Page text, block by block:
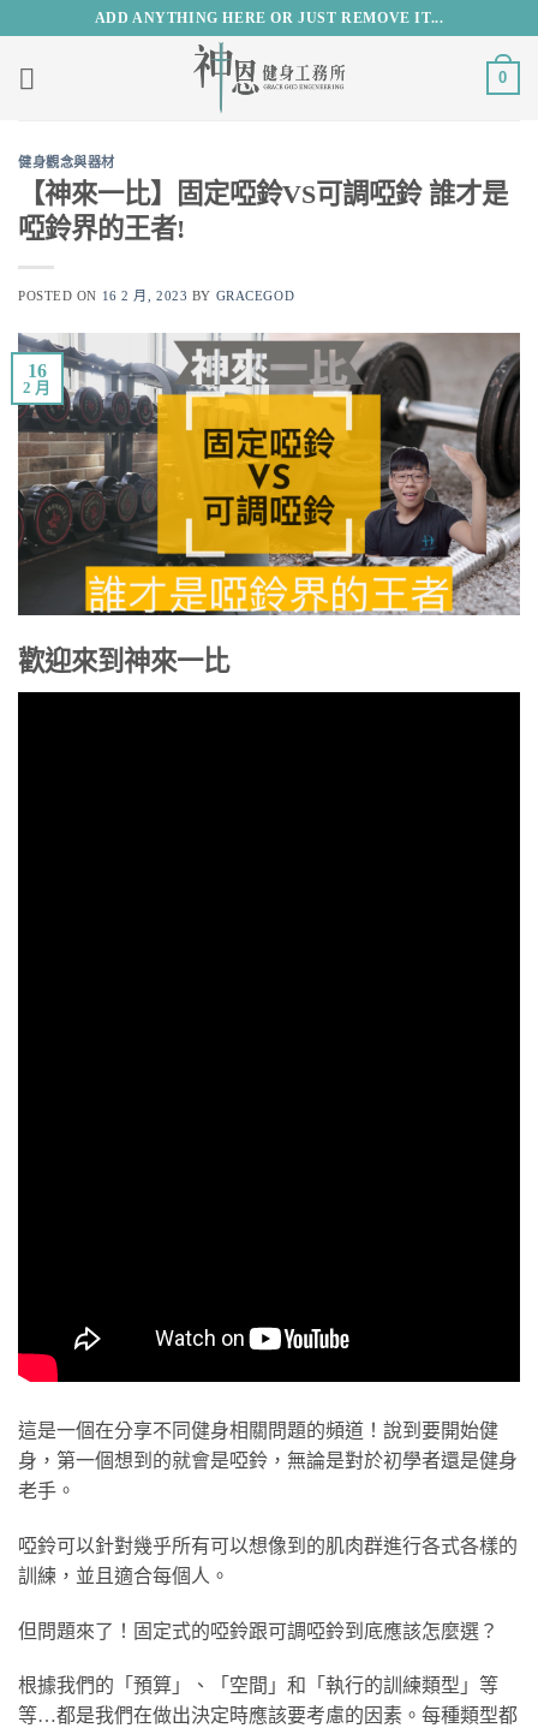
content
ADD ANYTHING HERE OR JUST REMOVE IT...
0
健身觀念與器材
【神來一比】固定啞鈴VS可調啞鈴 誰才是
啞鈴界的王者!
POSTED ON 16 2 月, 2023 BY GRACEGOD
16
2 月
歡迎來到神來一比
這是一個在分享不同健身相關問題的頻道！說到要開始健
身，第一個想到的就會是啞鈴，無論是對於初學者還是健身
老手。
啞鈴可以針對幾乎所有可以想像到的肌肉群進行各式各樣的
訓練，並且適合每個人。
但問題來了！固定式的啞鈴跟可調啞鈴到底應該怎麼選？
根據我們的「預算」、「空間」和「執行的訓練類型」等
等…都是我們在做出決定時應該要考慮的因素。每種類型都